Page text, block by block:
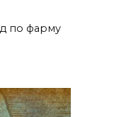
по фарму